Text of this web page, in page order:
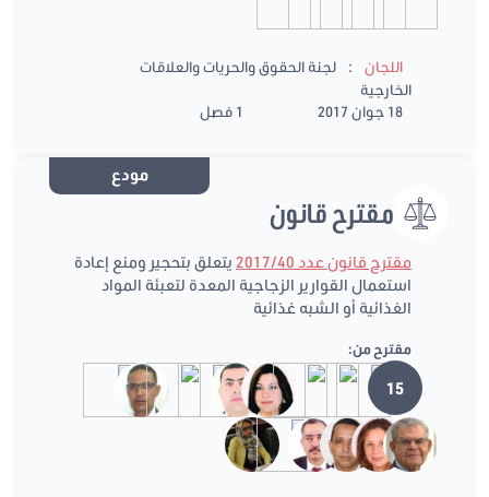
اللجان :
لجنة الحقوق والحريات والعلاقات
الخارجية
18 جوان 2017
1 فصل
مودع
مقترح قانون
مقترح قانون عدد 2017/40
يتعلق بتحجير ومنع إعادة
استعمال القوارير الزجاجية المعدة لتعبئة المواد
الغذائية أو الشبه غذائية
مقترح من:
15